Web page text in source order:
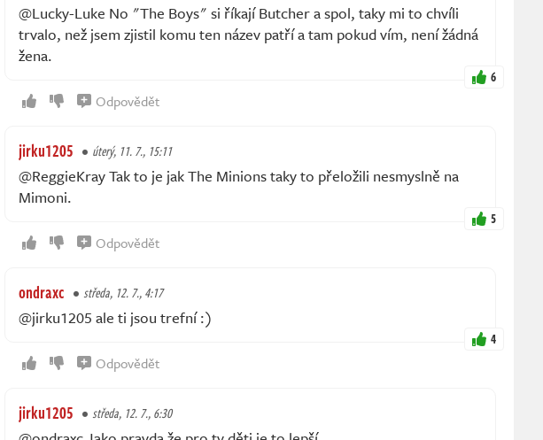
@Lucky-Luke No "The Boys" si říkají Butcher a spol, taky mi to chvíli
trvalo, než jsem zjistil komu ten název patří a tam pokud vím, není žádná
žena.
6
Odpovědět
jirku1205 úterý, 11. 7., 15:11
@ReggieKray Tak to je jak The Minions taky to přeložili nesmyslně na
Mimoni.
5
Odpovědět
ondraxc středa, 12. 7., 4:17
@jirku1205 ale ti jsou trefní :)
4
Odpovědět
jirku1205 středa, 12. 7., 6:30